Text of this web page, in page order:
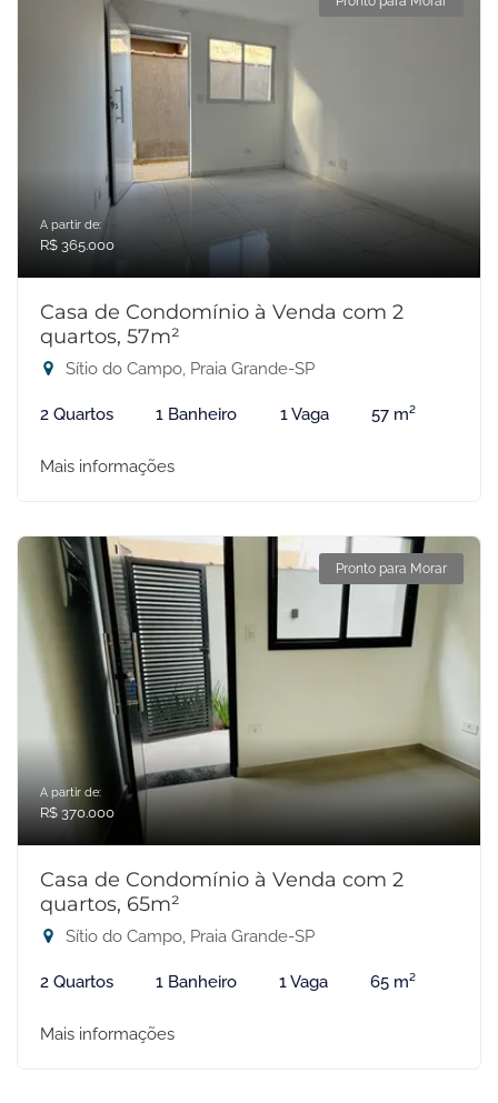
A partir de:
R$ 365.000
Casa de Condomínio à Venda com 2
quartos, 57m²
Sítio do Campo, Praia Grande-SP
2 Quartos 1 Banheiro 1 Vaga 57 m²
Mais informações
Pronto para Morar
A partir de:
R$ 370.000
Casa de Condomínio à Venda com 2
quartos, 65m²
Sítio do Campo, Praia Grande-SP
2 Quartos 1 Banheiro 1 Vaga 65 m²
Mais informações